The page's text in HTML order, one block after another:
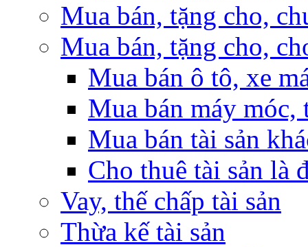
Mua bán, tặng cho,
Mua bán, tặng cho,
Mua bán ô tô, xe
Mua bán máy móc,
Mua bán tài sản
Cho thuê tài sản là
Vay, thế chấp tài sản
Thừa kế tài sản